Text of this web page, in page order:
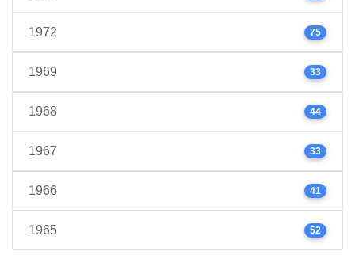
1972 75
1969 33
1968 44
1967 33
1966 41
1965 52